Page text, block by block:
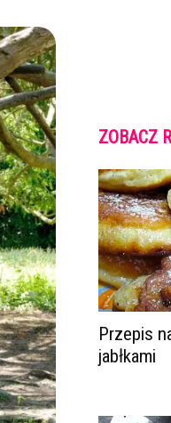
ZOBACZ
Przepis
jabłkami